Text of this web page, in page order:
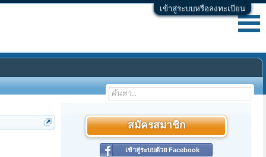
เข้าสู่ระบบหรือลงทะเบียน
สมัครสมาชิก
เข้าสู่ระบบด้วย Facebook